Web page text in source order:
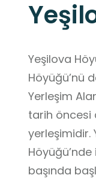
Yeşilova
Höyüğü’nü
Yerleşim
tarih öncesi
yerleşimidir. Yaklaşık 70 bin metrekareden fazla bir alana yayılan Yeşilova
başında